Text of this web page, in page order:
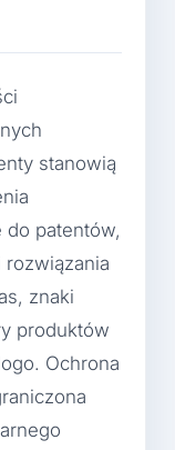
stanowią
patentów,
znaki
produktów
Ochrona